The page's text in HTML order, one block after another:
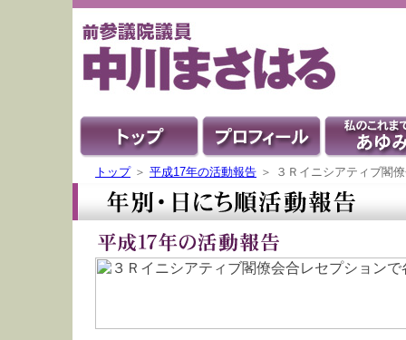
トップ＞ 平成17年の活動報告 ＞ ３Ｒイニシアティブ閣